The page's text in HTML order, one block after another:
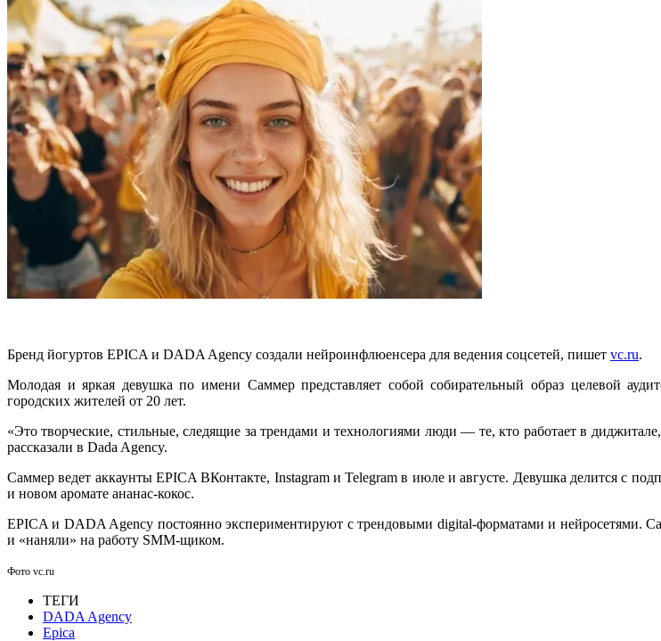
Бренд йогуртов EPICA и DADA Agency создали нейроинфлюенсера для ведения соцсетей, пишет vc.ru.
Молодая и яркая девушка по имени Саммер представляет собой собирательный образ целевой
городских жителей от 20 лет.
«Это творческие, стильные, следящие за трендами и технологиями люди — те, кто работает в
рассказали в Dada Agency.
Саммер ведет аккаунты EPICA ВКонтакте, Instagram и Telegram в июле и августе. Девушка делится с
и новом аромате ананас-кокос.
EPICA и DADA Agency постоянно экспериментируют с трендовыми digital-форматами и нейросетями.
и «наняли» на работу SMM-щиком.
Фото vc.ru
ТЕГИ
DADA Agency
Epica